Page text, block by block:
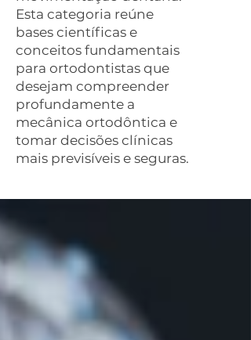
Esta categoria reúne
bases científicas e
conceitos fundamentais
para ortodontistas que
desejam compreender
profundamente a
mecânica ortodôntica e
tomar decisões clínicas
mais previsíveis e seguras.